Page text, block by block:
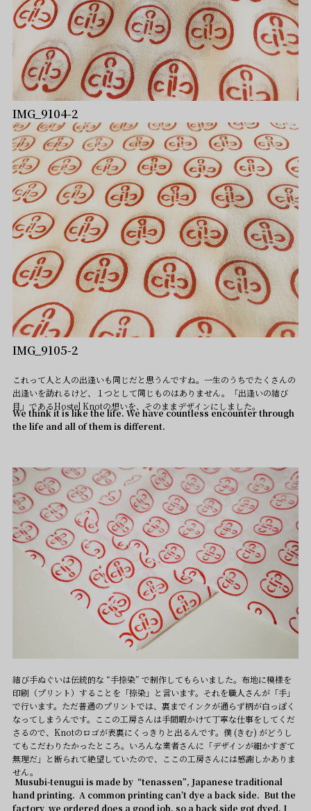
IMG_9104-2
IMG_9105-2
これって人と人の出逢いも同じだと思うんですね。一生のうちでたくさんの
出逢いを訪れるけど、１つとして同じものはありません。「出逢いの結び
目」であるHostel Knotの想いを、そのままデザインにしました。
We think it is like the life. We have countless encounter through
the life and all of them is different.
結び手ぬぐいは伝統的な “手捺染” で制作してもらいました。布地に模様を
印刷（プリント）することを「捺染」と言います。それを職人さんが「手」
で行います。ただ普通のプリントでは、裏までインクが通らず柄が白っぽく
なってしまうんです。ここの工房さんは手間暇かけて丁寧な仕事をしてくだ
さるので、Knotのロゴが表裏にくっきりと出るんです。僕 (きむ) がどうし
てもこだわりたかったところ。いろんな業者さんに「デザインが細かすぎて
無理だ」と断られて絶望していたので、ここの工房さんには感謝しかありま
せん。
Musubi-tenugui is made by “tenassen”, Japanese traditional
hand printing. A common printing can’t dye a back side. But the
factory we ordered does a good job, so a back side got dyed. I